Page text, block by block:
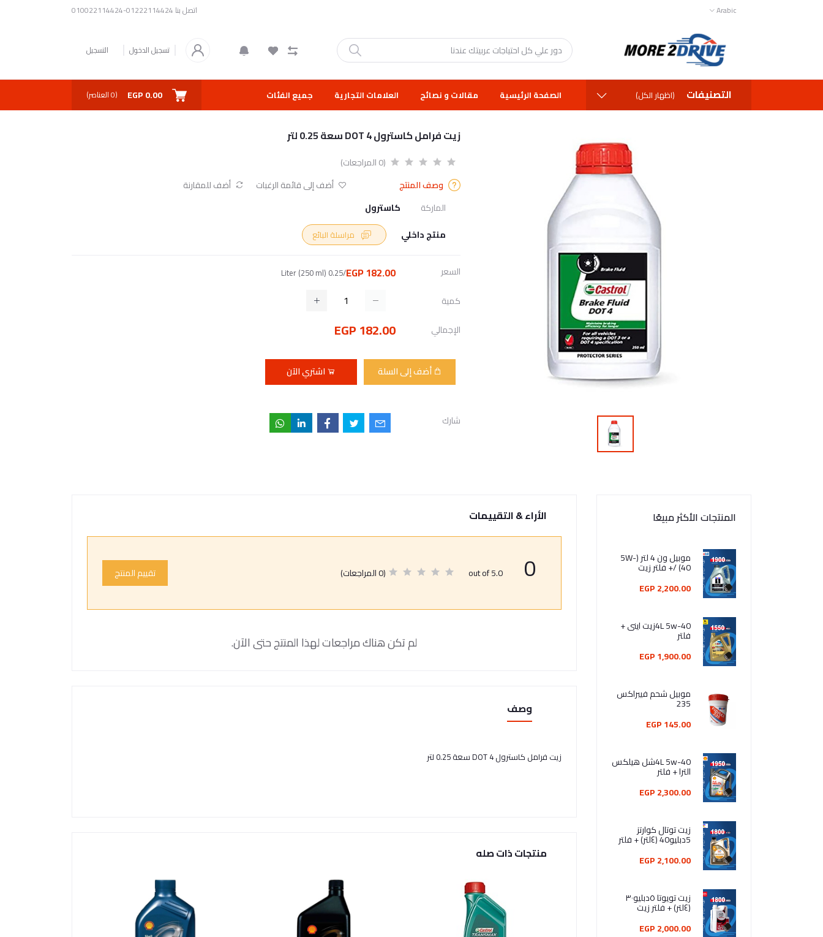
Arabic اتصل بنا 01222114424-010022114424
تسجيل الدخول التسجيل
التصنيفات (اظهار الكل) الصفحة الرئيسية مقالات و نصائح العلامات التجارية جميع الفئات 0.00 EGP
(
0العناصر)
زيت فرامل كاسترول DOT 4 سعة 0.25 لتر
(0 المراجعات)
وصف المنتج
أضف إلى قائمة الرغبات
أضف للمقارنة
الماركة
كاسترول
منتج داخلي
السعر 182.00 EGP
/0.25 Liter (250 ml)
كمية
الإجمالي
182.00 EGP
أضف إلى السلة اشتري الآن
شارك
المنتجات الأكثر مبيعًا
موبيل ون 4 لتر (5W-
40) /+ فلتر زيت
2,200.00 EGP
4L 5w-40زيت اينى +
فلتر
1,900.00 EGP
موبيل شحم فيبراكس
235
145.00 EGP
4L 5w-40شل هيلكس
الترا + فلتر
2,300.00 EGP
زيت توتال كوارتز
5دبليو40 (٤لتر) + فلتر
زيت
2,100.00 EGP
زيت تويوتا ٥دبليو٣٠
(٤لتر) + فلتر زيت
2,000.00 EGP
الأراء & التقييمات
0
out of 5.0 (0 المراجعات) تقييم المنتج
لم تكن هناك مراجعات لهذا المنتج حتى الآن.
وصف
زيت فرامل كاسترول DOT 4 سعة 0.25 لتر
منتجات ذات صله